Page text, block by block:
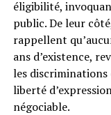
éligibilité,
public. De leur
rappellent
ans d’existence,
les
liberté
négociable.